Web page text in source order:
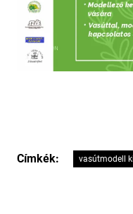
Címkék: vasútmodell